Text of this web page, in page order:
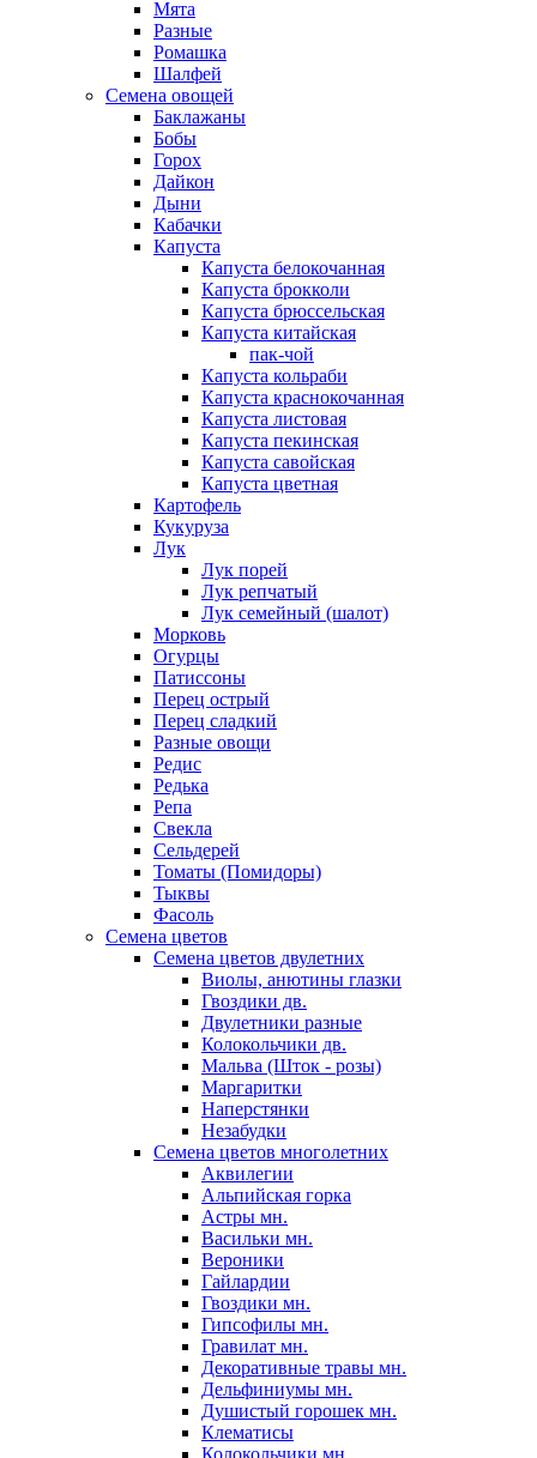
Мята
Разные
Ромашка
Шалфей
Семена овощей
Баклажаны
Бобы
Горох
Дайкон
Дыни
Кабачки
Капуста
Капуста белокочанная
Капуста брокколи
Капуста брюссельская
Капуста китайская
пак-чой
Капуста кольраби
Капуста краснокочанная
Капуста листовая
Капуста пекинская
Капуста савойская
Капуста цветная
Картофель
Кукуруза
Лук
Лук порей
Лук репчатый
Лук семейный (шалот)
Морковь
Огурцы
Патиссоны
Перец острый
Перец сладкий
Разные овощи
Редис
Редька
Репа
Свекла
Сельдерей
Томаты (Помидоры)
Тыквы
Фасоль
Семена цветов
Семена цветов двулетних
Виолы, анютины глазки
Гвоздики дв.
Двулетники разные
Колокольчики дв.
Мальва (Шток - розы)
Маргаритки
Наперстянки
Незабудки
Семена цветов многолетних
Аквилегии
Альпийская горка
Астры мн.
Васильки мн.
Вероники
Гайлардии
Гвоздики мн.
Гипсофилы мн.
Гравилат мн.
Декоративные травы мн.
Дельфиниумы мн.
Душистый горошек мн.
Клематисы
Колокольчики мн.